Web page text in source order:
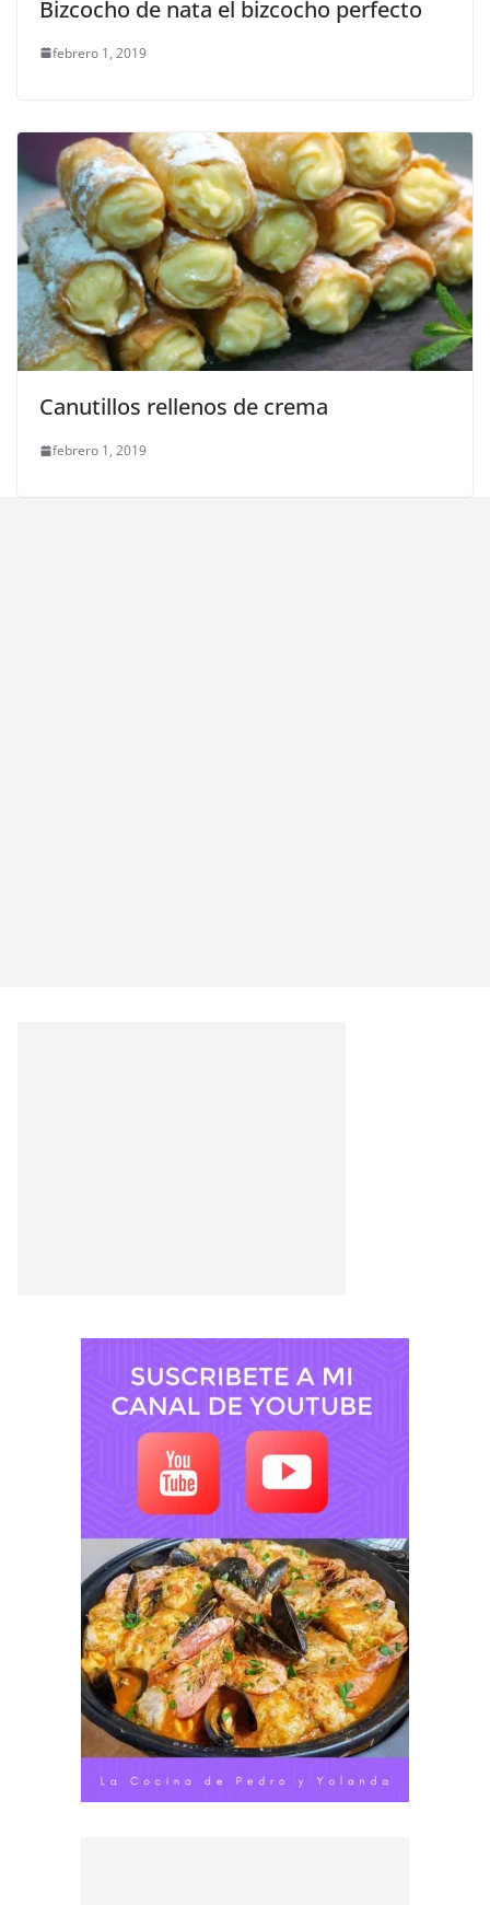
Bizcocho de nata el bizcocho perfecto
febrero 1, 2019
Canutillos rellenos de crema
febrero 1, 2019